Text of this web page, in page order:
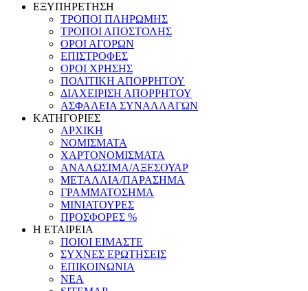
ΕΞΥΠΗΡΕΤΗΣΗ
ΤΡΟΠΟΙ ΠΛΗΡΩΜΗΣ
ΤΡΟΠΟΙ ΑΠΟΣΤΟΛΗΣ
ΟΡΟΙ ΑΓΟΡΩΝ
ΕΠΙΣΤΡΟΦΕΣ
ΟΡΟΙ ΧΡΗΣΗΣ
ΠΟΛΙΤΙΚΗ ΑΠΟΡΡΗΤΟΥ
ΔΙΑΧΕΙΡΙΣΗ ΑΠΟΡΡΗΤΟΥ
ΑΣΦΑΛΕΙΑ ΣΥΝΑΛΛΑΓΩΝ
ΚΑΤΗΓΟΡΙΕΣ
ΑΡΧΙΚΗ
ΝΟΜΙΣΜΑΤΑ
ΧΑΡΤΟΝΟΜΙΣΜΑΤΑ
ΑΝΑΛΩΣΙΜΑ/ΑΞΕΣΟΥΑΡ
ΜΕΤΑΛΛΙΑ/ΠΑΡΑΣΗΜΑ
ΓΡΑΜΜΑΤΟΣΗΜΑ
ΜΙΝΙΑΤΟΥΡΕΣ
ΠΡΟΣΦΟΡΕΣ %
Η ΕΤΑΙΡΕΙΑ
ΠΟΙΟΙ ΕΙΜΑΣΤΕ
ΣΥΧΝΕΣ ΕΡΩΤΗΣΕΙΣ
ΕΠΙΚΟΙΝΩΝΙΑ
ΝΕΑ